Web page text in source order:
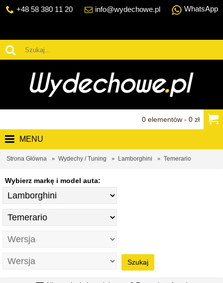
+48 58 380 11 20 info@wydechowe.pl WhatsApp
0 elementów - 0 zł
MENU
Strona Główna Wydechy / Tuning Lamborghini Temerario
Wybierz markę i model auta:
Szukaj